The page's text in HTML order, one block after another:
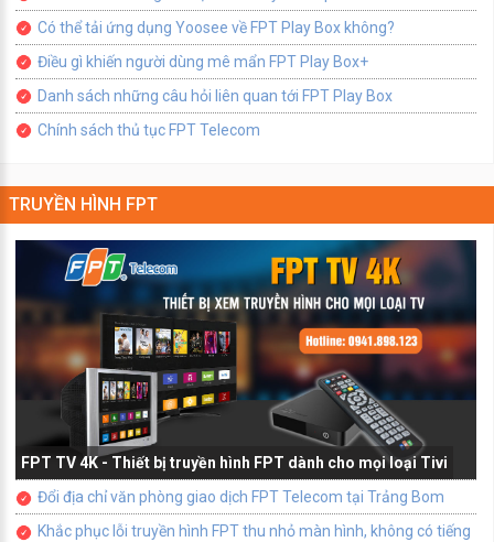
Có thể tải ứng dụng Yoosee về FPT Play Box không?
Điều gì khiến người dùng mê mẩn FPT Play Box+
Danh sách những câu hỏi liên quan tới FPT Play Box
Chính sách thủ tục FPT Telecom
TRUYỀN HÌNH FPT
FPT TV 4K - Thiết bị truyền hình FPT dành cho mọi loại Tivi
Đổi địa chỉ văn phòng giao dịch FPT Telecom tại Trảng Bom
Khắc phục lỗi truyền hình FPT thu nhỏ màn hình, không có tiếng